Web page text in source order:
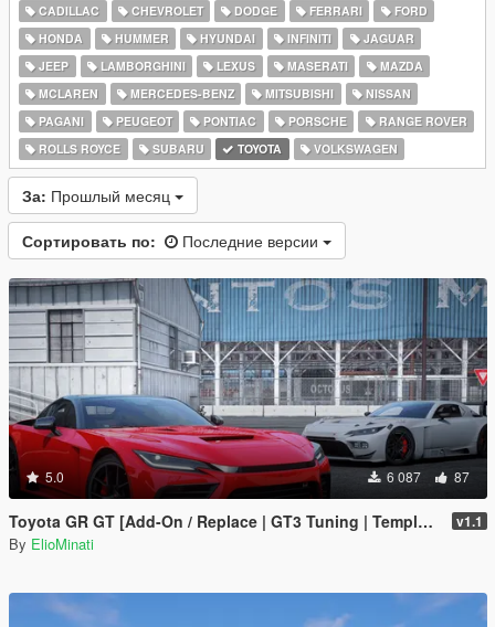
CADILLAC
CHEVROLET DODGE FERRARI
FORD
HONDA
HUMMER HYUNDAI INFINITI
JAGUAR
JEEP
LAMBORGHINI LEXUS MASERATI
MAZDA
MCLAREN
MERCEDES-BENZ MITSUBISHI
NISSAN
PAGANI
PEUGEOT PONTIAC PORSCHE
RANGE ROVER
ROLLS ROYCE
SUBARU TOYOTA VOLKSWAGEN
За: Прошлый месяц
Сортировать по: Последние версии
5.0 6 087 87
Toyota GR GT [Add-On / Replace | GT3 Tuning | Template | LODS] v1.1
By ElioMinati